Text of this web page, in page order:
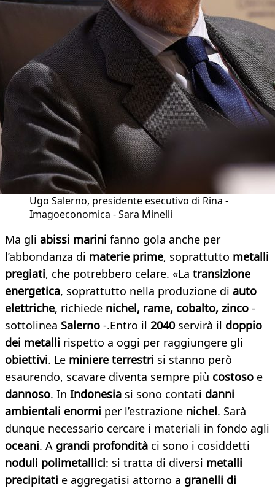
Ugo Salerno, presidente esecutivo di Rina -
Imagoeconomica - Sara Minelli
Ma gli abissi marini fanno gola anche per
l’abbondanza di materie prime, soprattutto metalli
pregiati, che potrebbero celare. «La transizione
energetica, soprattutto nella produzione di auto
elettriche, richiede nichel, rame, cobalto, zinco -
sottolinea Salerno -.Entro il 2040servirà il doppio
dei metalli rispetto a oggi per raggiungere gli
obiettivi. Le miniere terrestri si stanno però
esaurendo, scavare diventa sempre più costoso e
dannoso. In Indonesia si sono contati danni
ambientali enormi per l’estrazione nichel. Sarà
dunque necessario cercare i materiali in fondo agli
oceani. A grandi profondità ci sono i cosiddetti
noduli polimetallici: si tratta di diversi metalli
precipitati e aggregatisi attorno a granelli di